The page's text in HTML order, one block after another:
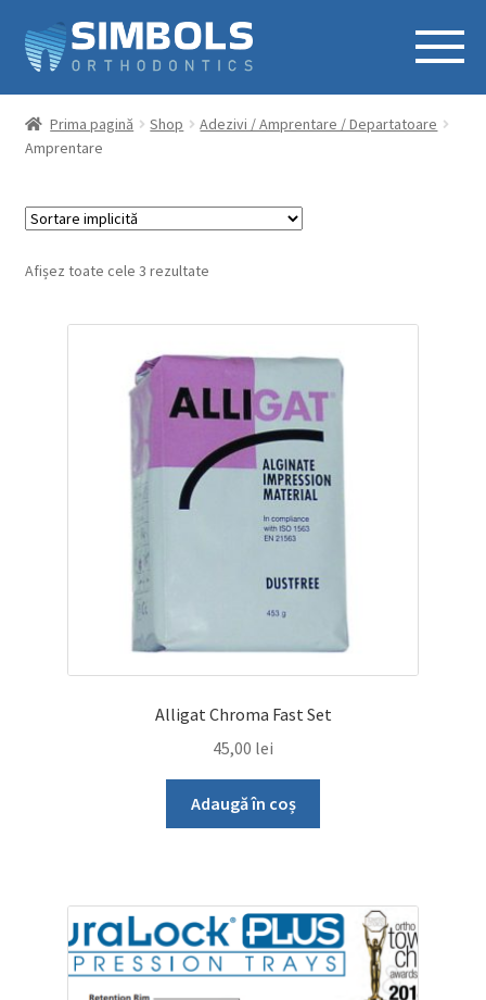
Prima pagină Shop
Adezivi / Amprentare / Departatoare
Amprentare
Afișez toate cele 3 rezultate
Alligat Chroma Fast Set
45,00 lei
Adaugă în coș